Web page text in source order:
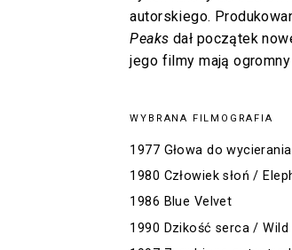
autorskiego.
Peaks dał początek
jego filmy mają
WYBRANA FILMOGRAFIA
1977 Głowa do
1980 Człowiek słoń /
1986 Blue Velvet
1990 Dzikość serca /